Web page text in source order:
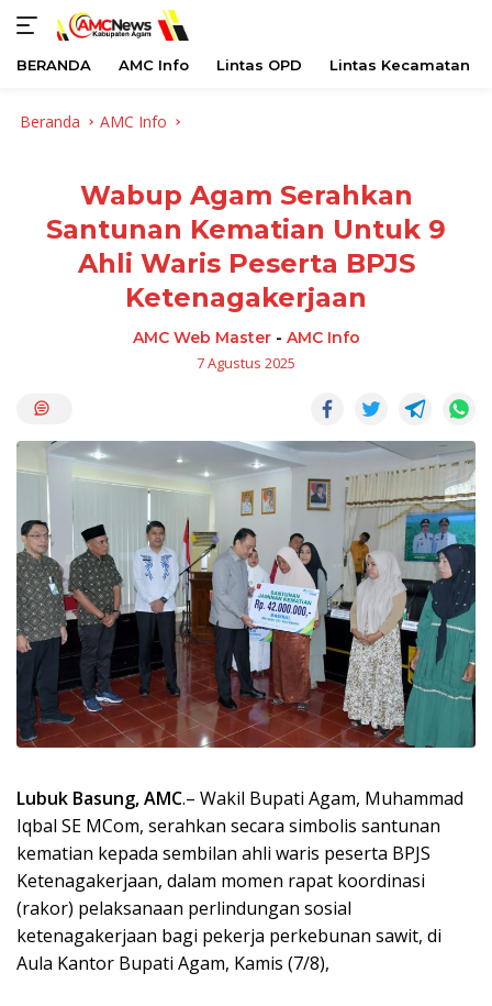
BERANDA AMC Info Lintas OPD Lintas Kecamatan
Beranda AMC Info
Wabup Agam Serahkan
Santunan Kematian Untuk 9
Ahli Waris Peserta BPJS
Ketenagakerjaan
AMC Web Master- AMC Info
7 Agustus 2025
Lubuk Basung, AMC.– Wakil Bupati Agam, Muhammad
Iqbal SE MCom, serahkan secara simbolis santunan
kematian kepada sembilan ahli waris peserta BPJS
Ketenagakerjaan, dalam momen rapat koordinasi
(rakor) pelaksanaan perlindungan sosial
ketenagakerjaan bagi pekerja perkebunan sawit, di
Aula Kantor Bupati Agam, Kamis (7/8),